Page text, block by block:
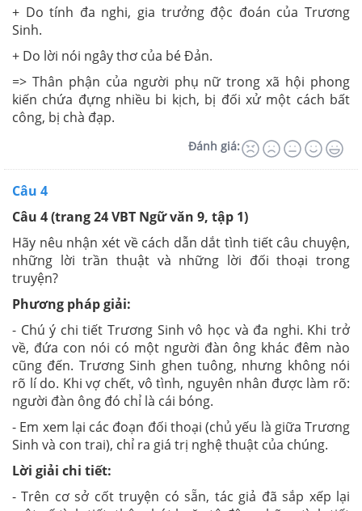
+ Do tính đa nghi, gia trưởng độc đoán của Trương
Sinh.
+ Do lời nói ngây thơ của bé Đản.
=> Thân phận của người phụ nữ trong xã hội phong
kiến chứa đựng nhiều bi kịch, bị đối xử một cách bất
công, bị chà đạp.
Đánh giá:
Câu 4
Câu 4(trang 24 VBT Ngữ văn 9, tập 1)
Hãy nêu nhận xét về cách dẫn dắt tình tiết câu chuyện,
những lời trần thuật và những lời đối thoại trong
truyện?
Phương pháp giải:
- Chú ý chi tiết Trương Sinh vô học và đa nghi. Khi trở
về, đứa con nói có một người đàn ông khác đêm nào
cũng đến. Trương Sinh ghen tuông, nhưng không nói
rõ lí do. Khi vợ chết, vô tình, nguyên nhân được làm rõ:
người đàn ông đó chỉ là cái bóng.
- Em xem lại các đoạn đối thoại (chủ yếu là giữa Trương
Sinh và con trai), chỉ ra giá trị nghệ thuật của chúng.
Lời giải chi tiết:
- Trên cơ sở cốt truyện có sẵn, tác giả đã sắp xếp lại